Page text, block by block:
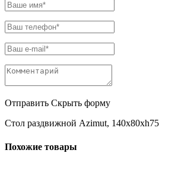
Отправить Скрыть форму
Стол раздвижной Azimut, 140x80xh75
Похожие товары